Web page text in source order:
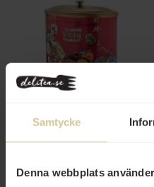
Samtycke
Denna webbplats
279 kr
Hallon- & Chokladkräm 200g